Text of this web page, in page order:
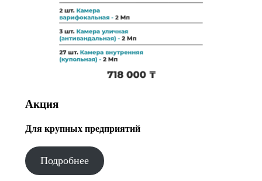
Акция
Для крупных предприятий
Подробнее